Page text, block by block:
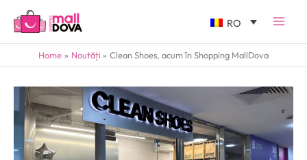
RO
Home Noutăți Clean Shoes, acum în Shopping MallDova